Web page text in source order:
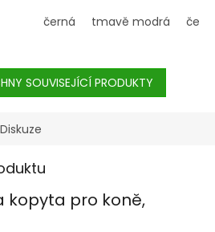
černá
tmavě modrá
SOUVISEJÍCÍ PRODUKTY
Diskuze
kopyta pro koně,